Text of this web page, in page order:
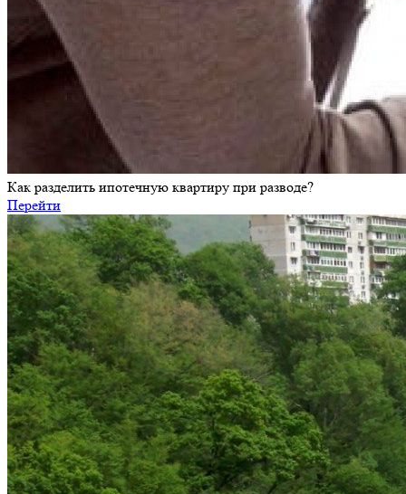
Как разделить ипотечную квартиру при разводе?
Перейти